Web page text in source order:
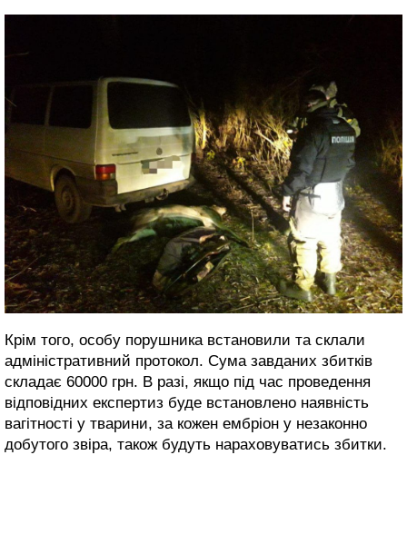
Крім того, особу порушника встановили та склали
адміністративний протокол. Сума завданих збитків
складає 60000 грн. В разі, якщо під час проведення
відповідних експертиз буде встановлено наявність
вагітності у тварини, за кожен ембріон у незаконно
добутого звіра, також будуть нараховуватись збитки.